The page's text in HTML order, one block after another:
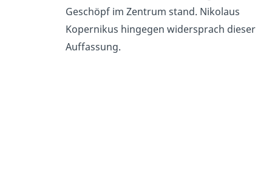
Geschöpf im Zentrum stand. Nikolaus
Kopernikus hingegen widersprach dieser
Auffassung.